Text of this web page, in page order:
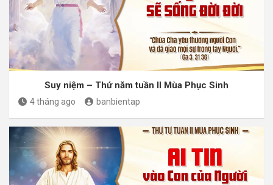
Suy niệm – Thứ năm tuần II Mùa Phục Sinh
4 tháng ago banbientap